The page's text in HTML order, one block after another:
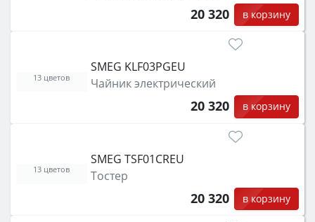
20 320 в корзину
SMEG KLF03PGEU
Чайник электрический
20 320 в корзину
13 цветов
SMEG TSF01CREU
Тостер
20 320 в корзину
13 цветов